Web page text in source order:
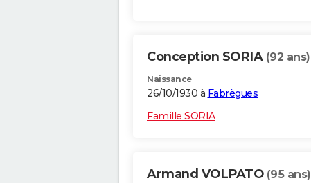
Conception SORIA (92 ans)
Naissance
26/10/1930 à Fabrègues
Famille SORIA
Armand VOLPATO (95 ans)